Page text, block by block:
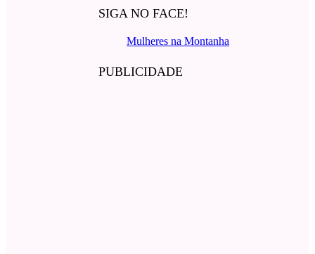
SIGA NO FACE!
Mulheres na Montanha
PUBLICIDADE